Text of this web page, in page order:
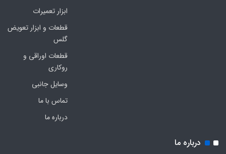
ابزار تعمیرات
قطعات و ابزار تعویض
گلس
قطعات اوراقی و
روکاری
وسایل جانبی
تماس با ما
درباره ما
درباره ما